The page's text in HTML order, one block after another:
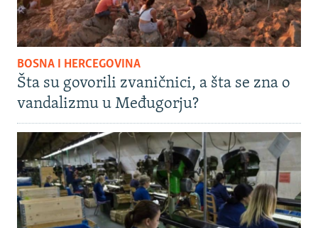
BOSNA I HERCEGOVINA
Šta su govorili zvaničnici, a šta se zna o
vandalizmu u Međugorju?